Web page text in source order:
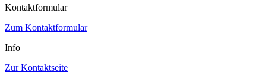
Kontaktformular
Zum Kontaktformular
Info
Zur Kontaktseite